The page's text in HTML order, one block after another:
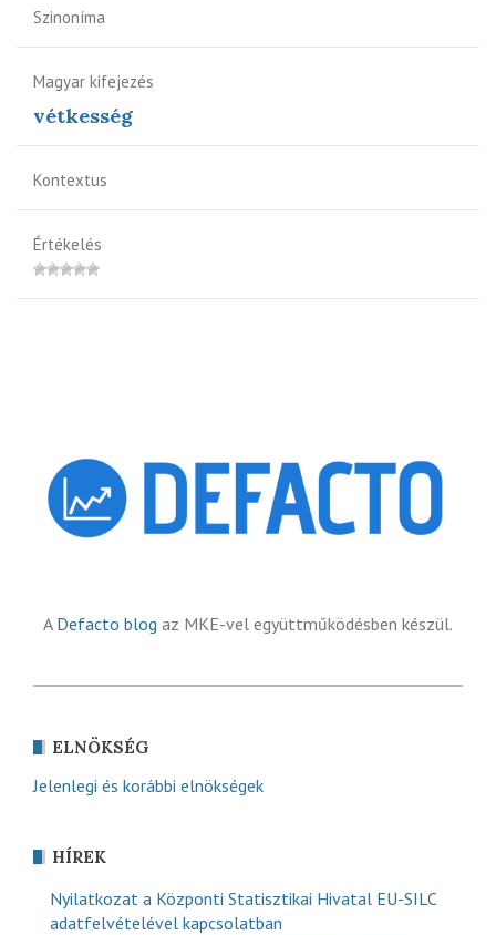
Szinoníma
Magyar kifejezés
vétkesség
Kontextus
Értékelés
A Defacto blog az MKE-vel együttműködésben készül.
ELNÖKSÉG
Jelenlegi és korábbi elnökségek
HÍREK
Nyilatkozat a Központi Statisztikai Hivatal EU-SILC
adatfelvételével kapcsolatban